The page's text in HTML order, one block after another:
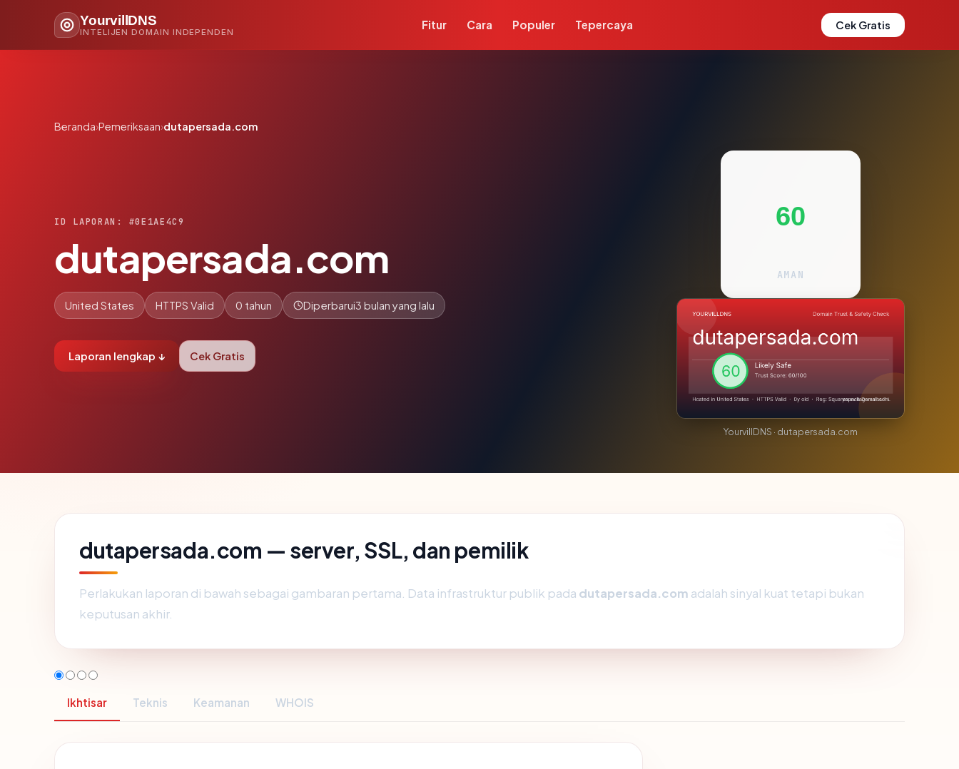
YourvillDNS
INTELIJEN DOMAIN INDEPENDEN
Fitur Cara Populer Tepercaya Cek Gratis
Beranda›Pemeriksaan›dutapersada.com
ID LAPORAN: #0E1AE4C9
dutapersada.com
United States HTTPS Valid 0 tahun Diperbarui3 bulan yang lalu
Laporan lengkap ↓ Cek Gratis
60
AMAN
YourvillDNS · dutapersada.com
dutapersada.com — server, SSL, dan pemilik
Perlakukan laporan di bawah sebagai gambaran pertama. Data infrastruktur publik pada dutapersada.com adalah sinyal kuat tetapi bukan
keputusan akhir.
Ikhtisar Teknis Keamanan WHOIS